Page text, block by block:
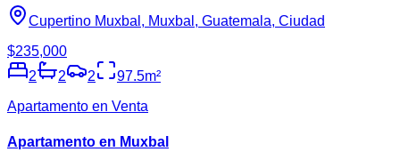
Cupertino Muxbal, Muxbal, Guatemala, Ciudad
$235,000
2
2 2 97.5m²
Apartamento en Venta
Apartamento en Muxbal